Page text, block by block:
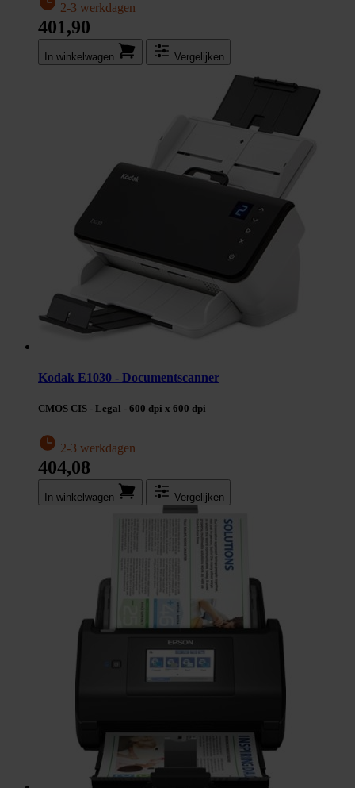
2-3 werkdagen
401,90
In winkel­wagen Vergelijken
Kodak E1030 - Documentscanner
CMOS CIS - Legal - 600 dpi x 600 dpi
2-3 werkdagen
404,08
In winkel­wagen Vergelijken